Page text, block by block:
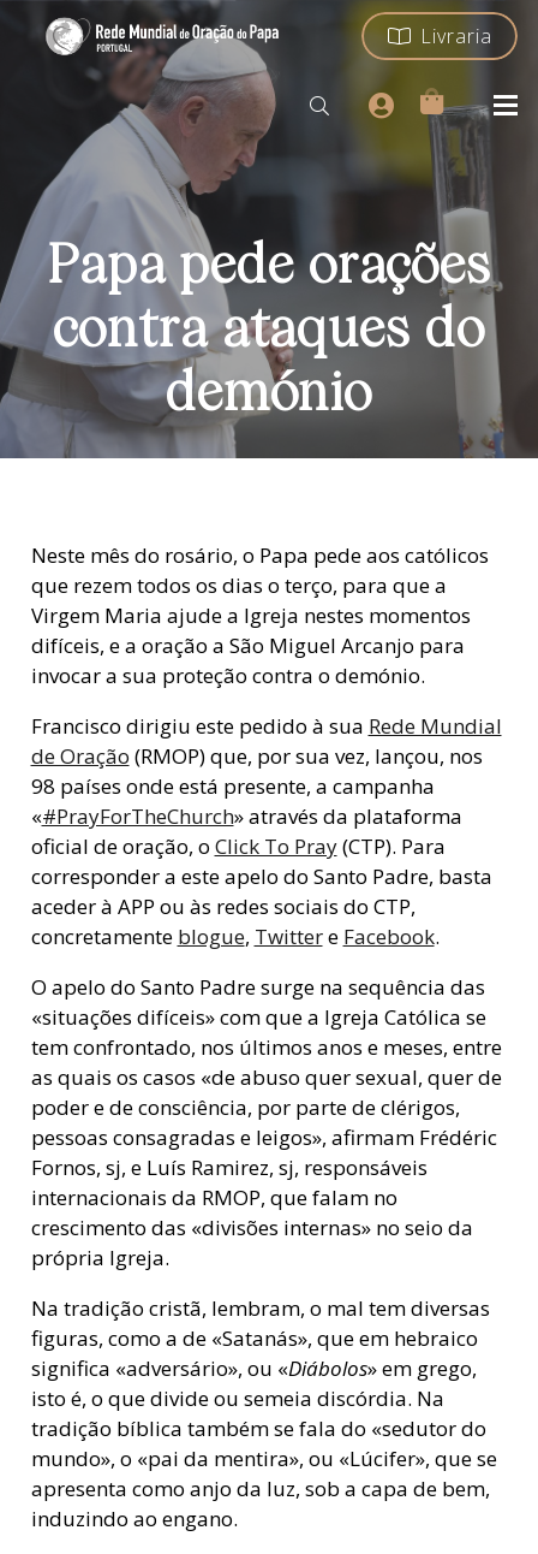
Livraria
Papa pede orações
contra ataques do
demónio
Neste mês do rosário, o Papa pede aos católicos
que rezem todos os dias o terço, para que a
Virgem Maria ajude a Igreja nestes momentos
difíceis, e a oração a São Miguel Arcanjo para
invocar a sua proteção contra o demónio.
Francisco dirigiu este pedido à sua Rede Mundial
de Oração (RMOP) que, por sua vez, lançou, nos
98 países onde está presente, a campanha
«#PrayForTheChurch» através da plataforma
oficial de oração, o Click To Pray(CTP). Para
corresponder a este apelo do Santo Padre, basta
aceder à APP ou às redes sociais do CTP,
concretamente blogue, Twittere Facebook.
O apelo do Santo Padre surge na sequência das
«situações difíceis» com que a Igreja Católica se
tem confrontado, nos últimos anos e meses, entre
as quais os casos «de abuso quer sexual, quer de
poder e de consciência, por parte de clérigos,
pessoas consagradas e leigos», afirmam Frédéric
Fornos, sj, e Luís Ramirez, sj, responsáveis
internacionais da RMOP, que falam no
crescimento das «divisões internas» no seio da
própria Igreja.
Na tradição cristã, lembram, o mal tem diversas
figuras, como a de «Satanás», que em hebraico
significa «adversário», ou «Diábolos» em grego,
isto é, o que divide ou semeia discórdia. Na
tradição bíblica também se fala do «sedutor do
mundo», o «pai da mentira», ou «Lúcifer», que se
apresenta como anjo da luz, sob a capa de bem,
induzindo ao engano.